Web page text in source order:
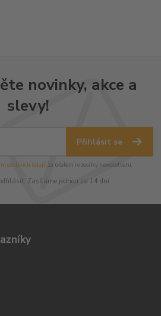
novinky, akce a
slevy!
Přihlásit se
osobních údajůza účelem rozesílky newsletteru.
Zasíláme jednou za 14 dní.